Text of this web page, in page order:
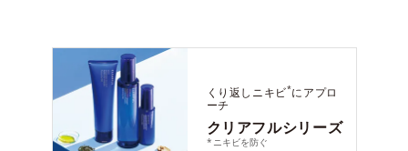
くり返しニキビ*にアプロ
ーチ
クリアフルシリーズ
ニキビを防ぐ